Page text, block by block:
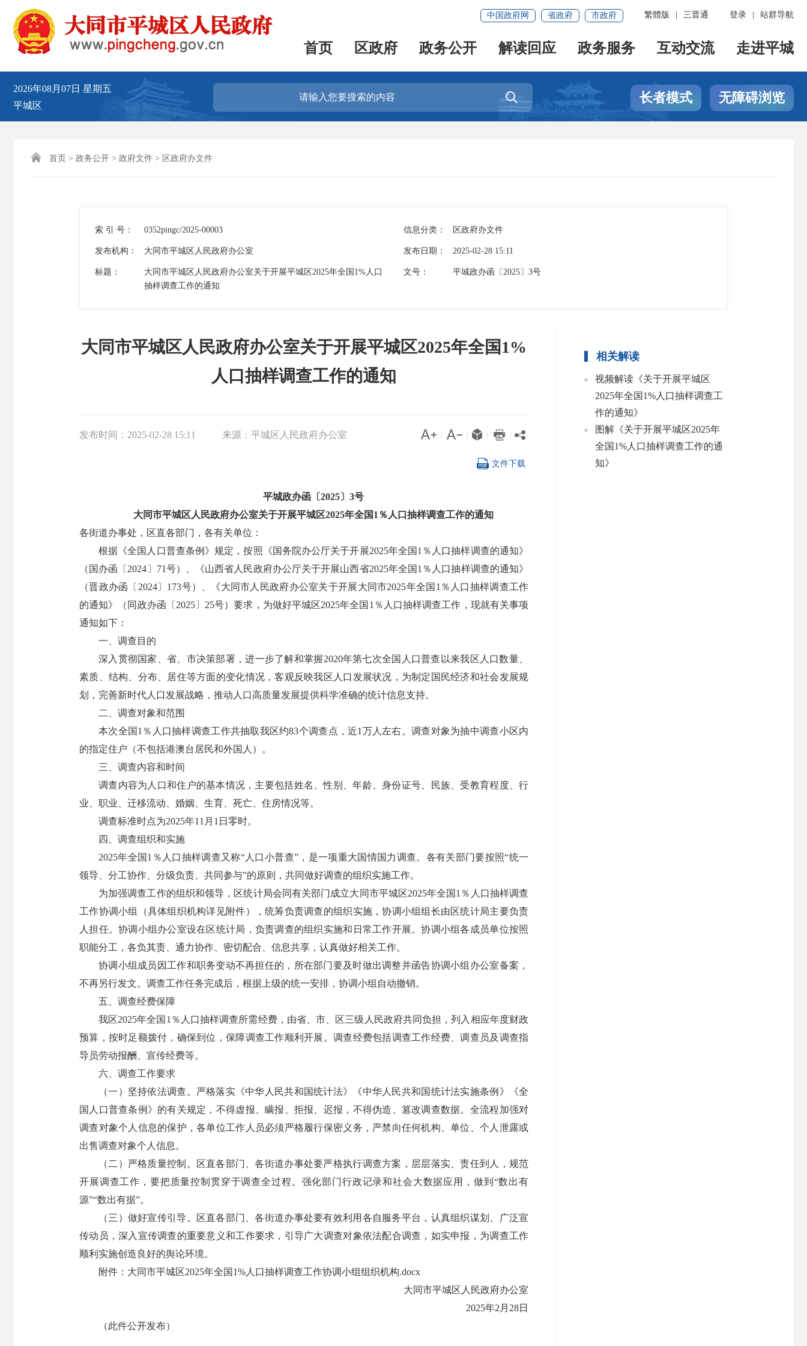
登录 站群导航
繁體版 三晋通
中国政府网 省政府 市政府
首页 区政府 政务公开 解读回应 政务服务 互动交流 走进平城
2026年08月07日 星期五
平城区
 长者模式 无障碍浏览
 首页 > 政务公开 > 政府文件 > 区政府办文件
索 引 号： 0352pingc/2025-00003 信息分类： 区政府办文件
发布机构： 大同市平城区人民政府办公室 发布日期： 2025-02-28 15:11
标题：
大同市平城区人民政府办公室关于开展平城区2025年全国1%人口
抽样调查工作的通知
文号： 平城政办函〔2025〕3号
大同市平城区人民政府办公室关于开展平城区2025年全国1%
人口抽样调查工作的通知
发布时间： 2025-02-28 15:11 来源： 平城区人民政府办公室     
 文件下载
平城政办函〔2025〕3号
大同市平城区人民政府办公室关于开展平城区2025年全国1％人口抽样调查工作的通知
各街道办事处，区直各部门，各有关单位：
根据《全国人口普查条例》规定，按照《国务院办公厅关于开展2025年全国1％人口抽样调查的通知》
（国办函〔2024〕71号）、《山西省人民政府办公厅关于开展山西省2025年全国1％人口抽样调查的通知》
（晋政办函〔2024〕173号）、《大同市人民政府办公室关于开展大同市2025年全国1％人口抽样调查工作
的通知》（同政办函〔2025〕25号）要求，为做好平城区2025年全国1％人口抽样调查工作，现就有关事项
通知如下：
一、调查目的
深入贯彻国家、省、市决策部署，进一步了解和掌握2020年第七次全国人口普查以来我区人口数量、
素质、结构、分布、居住等方面的变化情况，客观反映我区人口发展状况，为制定国民经济和社会发展规
划，完善新时代人口发展战略，推动人口高质量发展提供科学准确的统计信息支持。
二、调查对象和范围
本次全国1％人口抽样调查工作共抽取我区约83个调查点，近1万人左右。调查对象为抽中调查小区内
的指定住户（不包括港澳台居民和外国人）。
三、调查内容和时间
调查内容为人口和住户的基本情况，主要包括姓名、性别、年龄、身份证号、民族、受教育程度、行
业、职业、迁移流动、婚姻、生育、死亡、住房情况等。
调查标准时点为2025年11月1日零时。
四、调查组织和实施
2025年全国1％人口抽样调查又称“人口小普查”，是一项重大国情国力调查。各有关部门要按照“统一
领导、分工协作、分级负责、共同参与”的原则，共同做好调查的组织实施工作。
为加强调查工作的组织和领导，区统计局会同有关部门成立大同市平城区2025年全国1％人口抽样调查
工作协调小组（具体组织机构详见附件），统筹负责调查的组织实施，协调小组组长由区统计局主要负责
人担任。协调小组办公室设在区统计局，负责调查的组织实施和日常工作开展。协调小组各成员单位按照
职能分工，各负其责、通力协作、密切配合、信息共享，认真做好相关工作。
协调小组成员因工作和职务变动不再担任的，所在部门要及时做出调整并函告协调小组办公室备案，
不再另行发文。调查工作任务完成后，根据上级的统一安排，协调小组自动撤销。
五、调查经费保障
我区2025年全国1％人口抽样调查所需经费，由省、市、区三级人民政府共同负担，列入相应年度财政
预算，按时足额拨付，确保到位，保障调查工作顺利开展。调查经费包括调查工作经费、调查员及调查指
导员劳动报酬、宣传经费等。
六、调查工作要求
（一）坚持依法调查。严格落实《中华人民共和国统计法》《中华人民共和国统计法实施条例》《全
国人口普查条例》的有关规定，不得虚报、瞒报、拒报、迟报，不得伪造、篡改调查数据。全流程加强对
调查对象个人信息的保护，各单位工作人员必须严格履行保密义务，严禁向任何机构、单位、个人泄露或
出售调查对象个人信息。
（二）严格质量控制。区直各部门、各街道办事处要严格执行调查方案，层层落实、责任到人，规范
开展调查工作，要把质量控制贯穿于调查全过程。强化部门行政记录和社会大数据应用，做到“数出有
源”“数出有据”。
（三）做好宣传引导。区直各部门、各街道办事处要有效利用各自服务平台，认真组织谋划、广泛宣
传动员，深入宣传调查的重要意义和工作要求，引导广大调查对象依法配合调查，如实申报，为调查工作
顺利实施创造良好的舆论环境。
附件： 大同市平城区2025年全国1%人口抽样调查工作协调小组组织机构.docx
大同市平城区人民政府办公室
2025年2月28日
（此件公开发布）
相关解读
视频解读《关于开展平城区
2025年全国1%人口抽样调查工
作的通知》
图解《关于开展平城区2025年
全国1%人口抽样调查工作的通
知》